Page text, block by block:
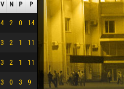
V N P P
4 2 0 14
3 2 1 11
3 2 1 11
3 0 3 9